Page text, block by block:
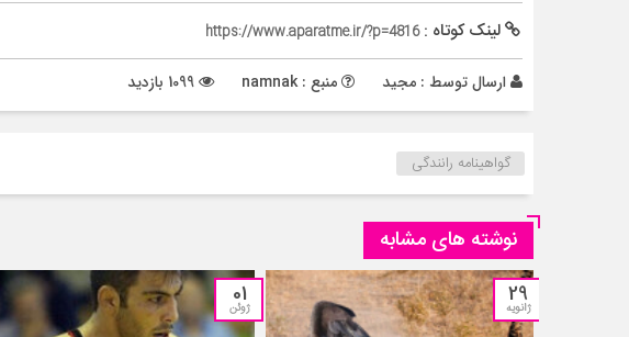
لینک کوتاه :https://www.aparatme.ir/?p=4816
ارسال توسط : مجید منبع : namnak
گواهینامه رانندگی
نوشته های مشابه
29
ژانویه 01
ژوئن